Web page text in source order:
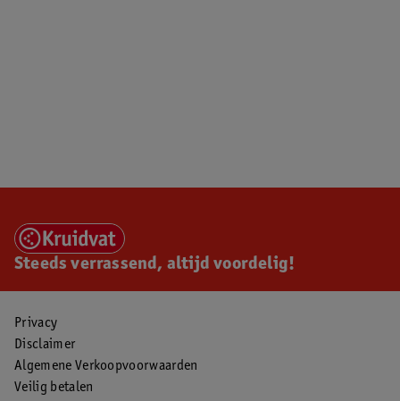
Steeds verrassend, altijd voordelig!
Privacy
Disclaimer
Algemene Verkoopvoorwaarden
Veilig betalen